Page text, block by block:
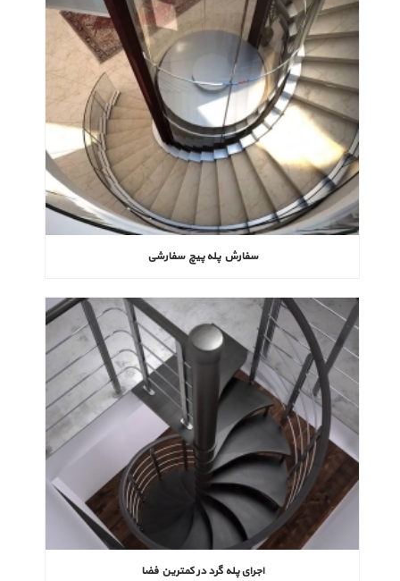
سفارش پله پیچ سفارشی
اجرای پله گرد در کمترین فضا